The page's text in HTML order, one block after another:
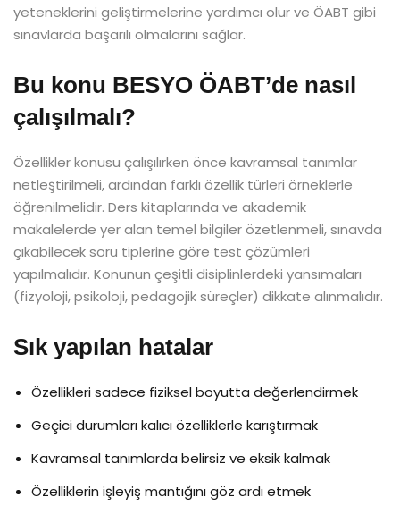
yeteneklerini geliştirmelerine yardımcı olur ve ÖABT gibi
sınavlarda başarılı olmalarını sağlar.
Bu konu BESYO ÖABT’de nasıl
çalışılmalı?
Özellikler konusu çalışılırken önce kavramsal tanımlar
netleştirilmeli, ardından farklı özellik türleri örneklerle
öğrenilmelidir. Ders kitaplarında ve akademik
makalelerde yer alan temel bilgiler özetlenmeli, sınavda
çıkabilecek soru tiplerine göre test çözümleri
yapılmalıdır. Konunun çeşitli disiplinlerdeki yansımaları
(fizyoloji, psikoloji, pedagojik süreçler) dikkate alınmalıdır.
Sık yapılan hatalar
Özellikleri sadece fiziksel boyutta değerlendirmek
Geçici durumları kalıcı özelliklerle karıştırmak
Kavramsal tanımlarda belirsiz ve eksik kalmak
Özelliklerin işleyiş mantığını göz ardı etmek